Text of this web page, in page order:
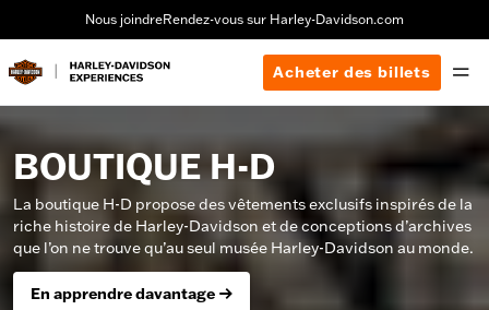
Nous joindreRendez-vous sur Harley-Davidson.com
Acheter des billets
BOUTIQUE H-D
La boutique H-D propose des vêtements exclusifs inspirés de la
riche histoire de Harley-Davidson et de conceptions d’archives
que l’on ne trouve qu’au seul musée Harley-Davidson au monde.
En apprendre davantage